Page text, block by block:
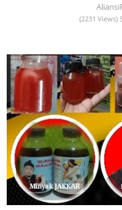
(2231 Views)